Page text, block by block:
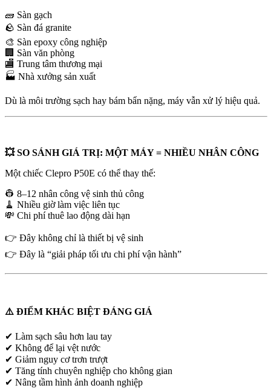
🧱 Sàn gạch
🪨 Sàn đá granite
🎨 Sàn epoxy công nghiệp
🏢 Sàn văn phòng
🏬 Trung tâm thương mại
🏭 Nhà xưởng sản xuất
Dù là môi trường sạch hay bám bẩn nặng, máy vẫn xử lý hiệu quả.
💥 SO SÁNH GIÁ TRỊ: MỘT MÁY = NHIỀU NHÂN CÔNG
Một chiếc Clepro P50E có thể thay thế:
👷 8–12 nhân công vệ sinh thủ công
🧹 Nhiều giờ làm việc liên tục
💸 Chi phí thuê lao động dài hạn
👉 Đây không chỉ là thiết bị vệ sinh
👉 Đây là “giải pháp tối ưu chi phí vận hành”
⚠️ ĐIỂM KHÁC BIỆT ĐÁNG GIÁ
✔ Làm sạch sâu hơn lau tay
✔ Không để lại vệt nước
✔ Giảm nguy cơ trơn trượt
✔ Tăng tính chuyên nghiệp cho không gian
✔ Nâng tầm hình ảnh doanh nghiệp